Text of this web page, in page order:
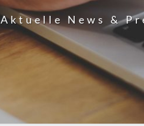
Aktuelle News &